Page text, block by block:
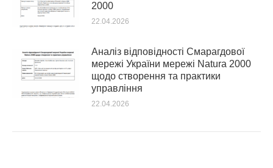
2000
22.04.2026
Аналіз відповідності Смарагдової
мережі України мережі Natura 2000
щодо створення та практики
управління
22.04.2026